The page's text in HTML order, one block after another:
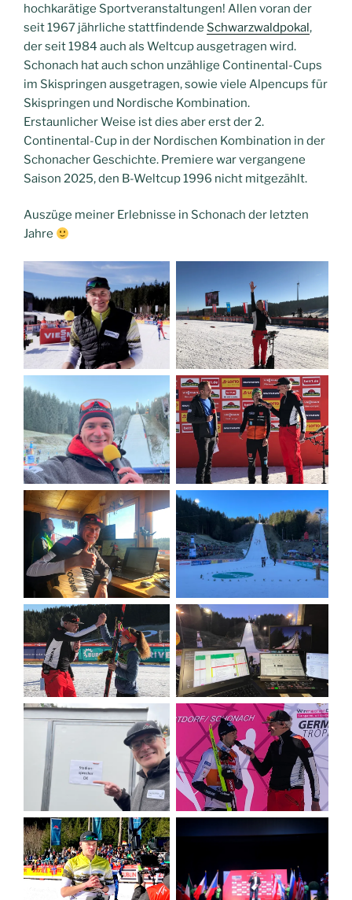
hochkarätige Sportveranstaltungen! Allen voran der
seit 1967 jährliche stattfindende Schwarzwaldpokal,
der seit 1984 auch als Weltcup ausgetragen wird.
Schonach hat auch schon unzählige Continental-Cups
im Skispringen ausgetragen, sowie viele Alpencups für
Skispringen und Nordische Kombination.
Erstaunlicher Weise ist dies aber erst der 2.
Continental-Cup in der Nordischen Kombination in der
Schonacher Geschichte. Premiere war vergangene
Saison 2025, den B-Weltcup 1996 nicht mitgezählt.
Auszüge meiner Erlebnisse in Schonach der letzten
Jahre